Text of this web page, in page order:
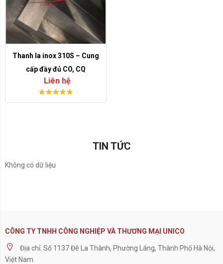
Thanh la inox 310S – Cung
cấp đầy đủ CO, CQ
Liên hệ
TIN TỨC
Không có dữ liệu
CÔNG TY TNHH CÔNG NGHIỆP VÀ THƯƠNG MẠI UNICO
Địa chỉ: Số 1137 Đê La Thành, Phường Láng, Thành Phố Hà Nội,
Việt Nam